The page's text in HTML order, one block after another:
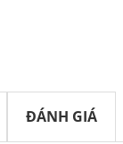
ĐÁNH GIÁ